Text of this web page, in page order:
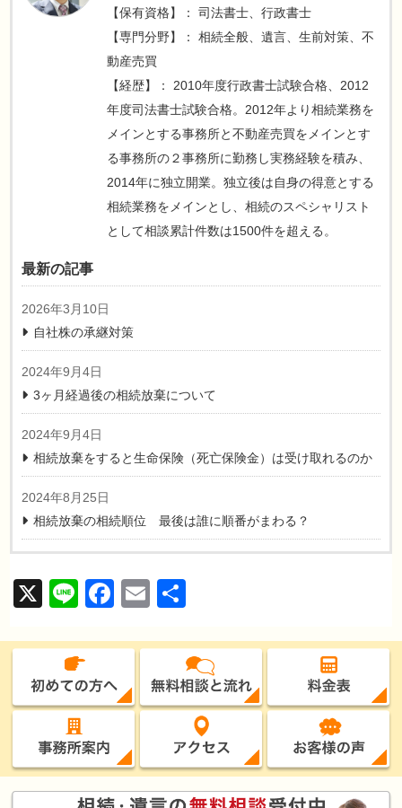
【関連・お役立ちリンク】
【保有資格】： 司法書士、行政書士
【専門分野】： 相続全般、遺言、生前対策、不
動産売買
【経歴】： 2010年度行政書士試験合格、2012
年度司法書士試験合格。2012年より相続業務を
メインとする事務所と不動産売買をメインとす
る事務所の２事務所に勤務し実務経験を積み、
2014年に独立開業。独立後は自身の得意とする
相続業務をメインとし、相続のスペシャリスト
として相談累計件数は1500件を超える。
最新の記事
2026年3月10日
自社株の承継対策
2024年9月4日
3ヶ月経過後の相続放棄について
2024年9月4日
相続放棄をすると生命保険（死亡保険金）は受け取れるのか
2024年8月25日
相続放棄の相続順位 最後は誰に順番がまわる？
X LineFacebook
Email